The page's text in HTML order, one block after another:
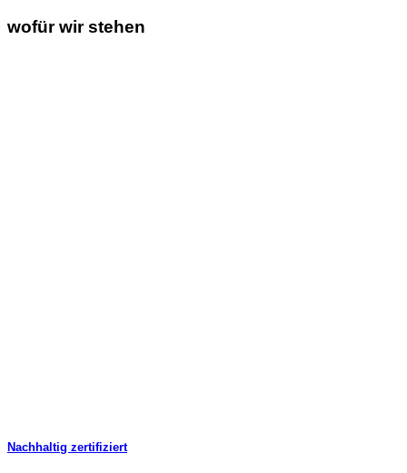
wofür wir stehen
Nachhaltig zertifiziert